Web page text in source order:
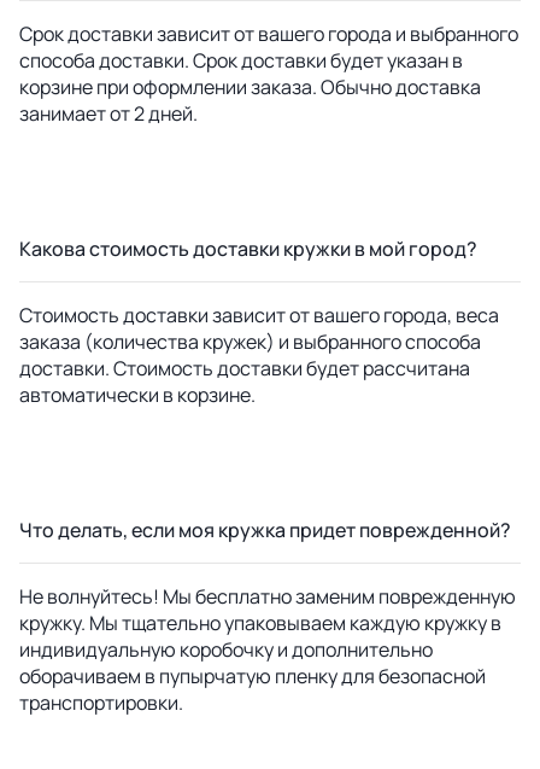
Срок доставки зависит от вашего города и выбранного
способа доставки. Срок доставки будет указан в
корзине при оформлении заказа. Обычно доставка
занимает от 2 дней.
Какова стоимость доставки кружки в мой город?
Стоимость доставки зависит от вашего города, веса
заказа (количества кружек) и выбранного способа
доставки. Стоимость доставки будет рассчитана
автоматически в корзине.
Что делать, если моя кружка придет поврежденной?
Не волнуйтесь! Мы бесплатно заменим поврежденную
кружку. Мы тщательно упаковываем каждую кружку в
индивидуальную коробочку и дополнительно
оборачиваем в пупырчатую пленку для безопасной
транспортировки.